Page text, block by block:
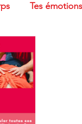
Tes émotions